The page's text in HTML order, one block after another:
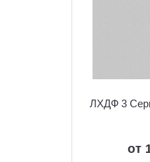
ЛХДФ 3
от